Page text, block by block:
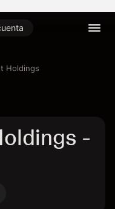
Holdings
-